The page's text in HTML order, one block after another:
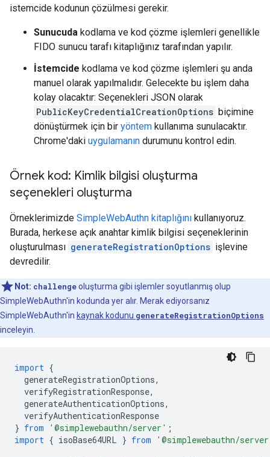
istemcide kodunun çözülmesi gerekir.
Sunucuda kodlama ve kod çözme işlemleri genellikle
FIDO sunucu tarafı kitaplığınız tarafından yapılır.
İstemcide kodlama ve kod çözme işlemleri şu anda
manuel olarak yapılmalıdır. Gelecekte bu işlem daha
kolay olacaktır: Seçenekleri JSON olarak
PublicKeyCredentialCreationOptions biçimine
dönüştürmek için bir yöntem kullanıma sunulacaktır.
Chrome'daki uygulamanın durumunu kontrol edin.
Örnek kod: Kimlik bilgisi oluşturma
seçenekleri oluşturma
Örneklerimizde SimpleWebAuthn kitaplığını kullanıyoruz.
Burada, herkese açık anahtar kimlik bilgisi seçeneklerinin
oluşturulması generateRegistrationOptions işlevine
devredilir.
Not: challengeoluşturma gibi işlemler soyutlanmış olup
SimpleWebAuthn'in kodunda yer alır. Merak ediyorsanız
SimpleWebAuthn'in kaynak kodunu generateRegistrationOptions
inceleyin.
import {
generateRegistrationOptions,
verifyRegistrationResponse,
generateAuthenticationOptions,
verifyAuthenticationResponse
} from '@simplewebauthn/server' ;
import { isoBase64URL } from '@simplewebauthn/